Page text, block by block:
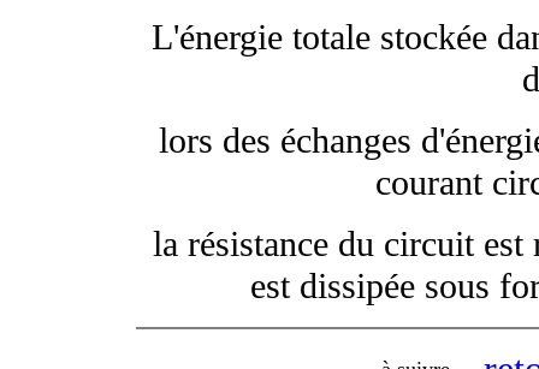
L'énergie totale stockée
lors des échanges
courant
la résistance du circuit
est dissipée sous